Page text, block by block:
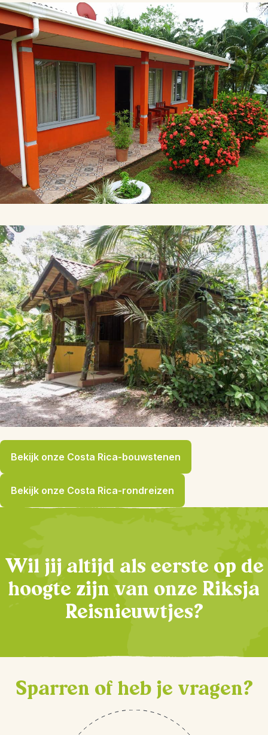
Bekijk onze Costa Rica-bouwstenen
Bekijk onze Costa Rica-rondreizen
Wil jij altijd als eerste op de
hoogte zijn van onze Riksja
Reisnieuwtjes?
Sparren of heb je vragen?